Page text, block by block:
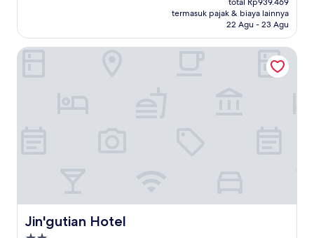
Rp886.411
termasuk pajak & biaya lainnya
22 Agu - 23 Agu
Jin'gutian Hotel
Jin'gutian Hotel
Jin'gutian Hotel